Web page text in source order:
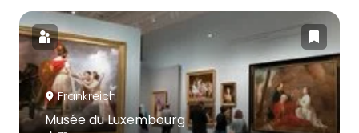
Frankreich
Musée du Luxembourg